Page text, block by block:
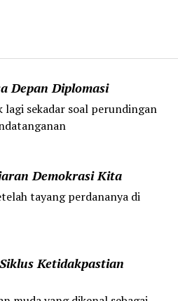
Depan Diplomasi
sekadar soal perundingan
Demokrasi Kita
tayang perdananya di
Ketidakpastian